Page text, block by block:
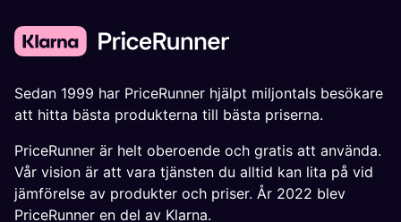
Sedan 1999 har PriceRunner hjälpt miljontals besökare
att hitta bästa produkterna till bästa priserna.
PriceRunner är helt oberoende och gratis att använda.
Vår vision är att vara tjänsten du alltid kan lita på vid
jämförelse av produkter och priser. År 2022 blev
PriceRunner en del av Klarna.